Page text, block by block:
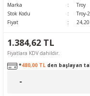
Marka
Troy
Stok Kodu
Troy-
Fiyat
1.384,62 TL
Fiyatlara KDV dahildir.
*480,00 TL den başlayan